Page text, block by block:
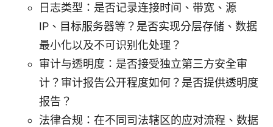
日志类型：是否记录连接时间、带宽、源
IP、目标服务器等？是否实现分层存储、数据
最小化以及不可识别化处理？
审计与透明度：是否接受独立第三方安全审
计？审计报告公开程度如何？是否提供透明度
报告？
法律合规：在不同司法辖区的应对流程、数据